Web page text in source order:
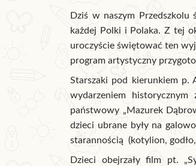
Dziś w naszym
każdej Polki i Polaka. Z tej
uroczyście świętować ten
program artystyczny
Starszaki pod kierunkiem p.
wydarzeniem
państwowy „Mazurek
dzieci ubrane były na
starannością (kotylion, godło,
Dzieci obejrzały film pt.